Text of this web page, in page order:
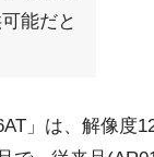
能だと
」は、解像度